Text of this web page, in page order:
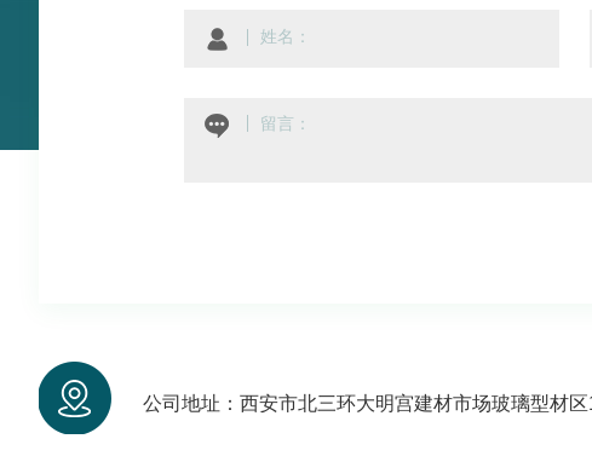
公司地址：西安市北三环大明宫建材市场玻璃型材